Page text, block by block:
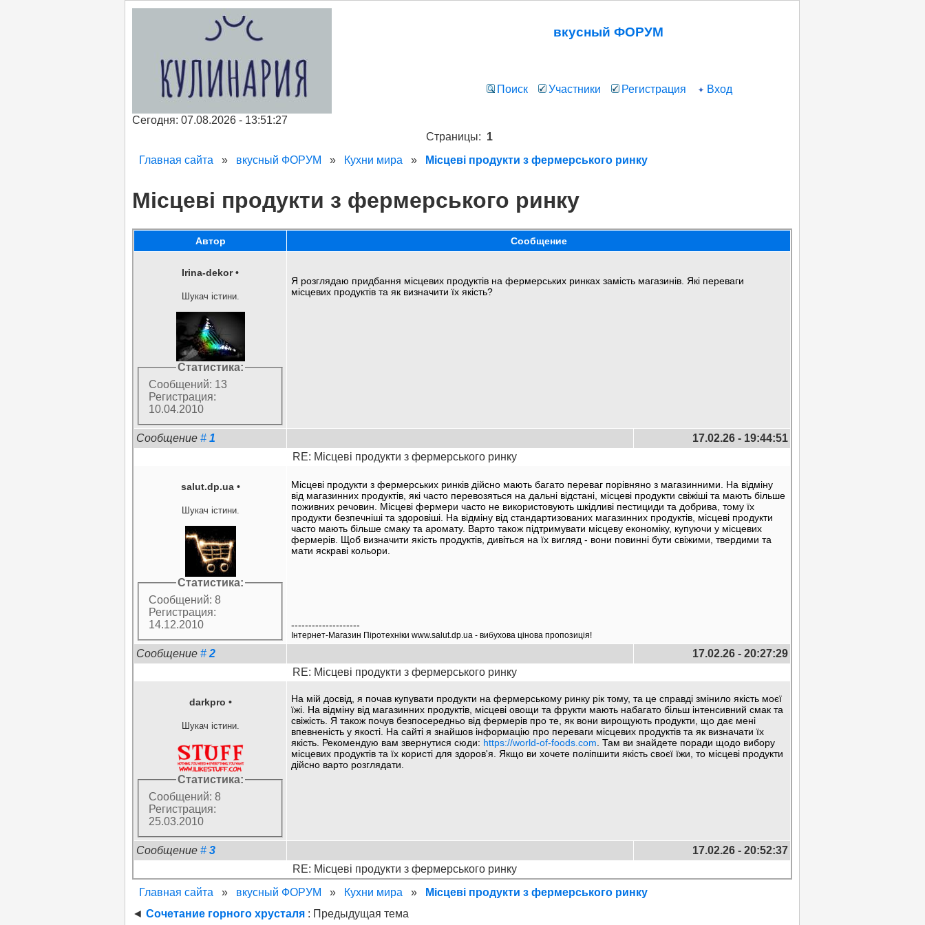
вкусный ФОРУМ
Поиск Участники Регистрация Вход
Сегодня: 07.08.2026 - 13:51:27
Страницы: 1
Главная сайта
» вкусный ФОРУМ » Кухни мира » Місцеві продукти з фермерського ринку
Місцеві продукти з фермерського ринку
Автор Сообщение
Irina-dekor •
Шукач істини.
Статистика:
Сообщений: 13
Регистрация:
10.04.2010
Я розглядаю придбання місцевих продуктів на фермерських ринках замість магазинів. Які переваги
місцевих продуктів та як визначити їх якість?
Сообщение#1
17.02.26 - 19:44:51
RE: Місцеві продукти з фермерського ринку
salut.dp.ua •
Шукач істини.
Статистика:
Сообщений: 8
Регистрация:
14.12.2010
Місцеві продукти з фермерських ринків дійсно мають багато переваг порівняно з магазинними. На відміну
від магазинних продуктів, які часто перевозяться на дальні відстані, місцеві продукти свіжіші та мають більше
поживних речовин. Місцеві фермери часто не використовують шкідливі пестициди та добрива, тому їх
продукти безпечніші та здоровіші. На відміну від стандартизованих магазинних продуктів, місцеві продукти
часто мають більше смаку та аромату. Варто також підтримувати місцеву економіку, купуючи у місцевих
фермерів. Щоб визначити якість продуктів, дивіться на їх вигляд - вони повинні бути свіжими, твердими та
мати яскраві кольори.
--------------------
Iнтернет-Магазин Пiротехнiки www.salut.dp.ua - вибухова цiнова пропозицiя!
Сообщение#2
17.02.26 - 20:27:29
RE: Місцеві продукти з фермерського ринку
darkpro •
Шукач істини.
Статистика:
Сообщений: 8
Регистрация:
25.03.2010
На мій досвід, я почав купувати продукти на фермерському ринку рік тому, та це справді змінило якість моєї
їжі. На відміну від магазинних продуктів, місцеві овощи та фрукти мають набагато більш інтенсивний смак та
свіжість. Я також почув безпосередньо від фермерів про те, як вони вирощують продукти, що дає мені
впевненість у якості. На сайті я знайшов інформацію про переваги місцевих продуктів та як визначати їх
якість. Рекомендую вам звернутися сюди: https://world-of-foods.com . Там ви знайдете поради щодо вибору
місцевих продуктів та їх користі для здоров'я. Якщо ви хочете поліпшити якість своєї їжи, то місцеві продукти
дійсно варто розглядати.
Сообщение#3
17.02.26 - 20:52:37
RE: Місцеві продукти з фермерського ринку
Главная сайта
» вкусный ФОРУМ » Кухни мира »
Місцеві продукти з фермерського ринку
◄Сочетание горного хрусталя : Предыдущая тема